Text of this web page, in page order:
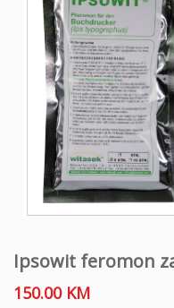
Ipsowit feromon
150.00 KM